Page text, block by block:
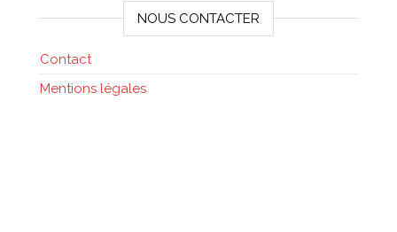
NOUS CONTACTER
Contact
Mentions légales